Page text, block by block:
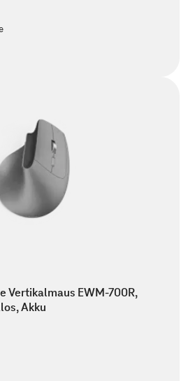
Vertikalmaus EWM-700R,
Akku